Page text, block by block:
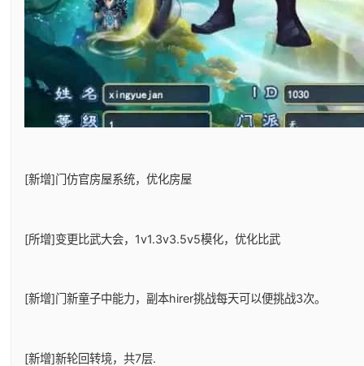
[新增]门仿官房屋系统，优化房屋
[所增]变更比武大会，1v1.3v3.5v5模化，优化比武
[新增]门新童子中能力，副本hirer挑战每天可以便挑战3次。
[新增]新轮回转境，共7层.